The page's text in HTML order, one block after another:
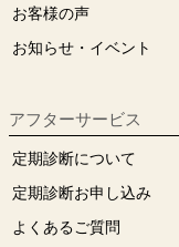
お客様の声
お知らせ・イベント
アフターサービス
定期診断について
定期診断お申し込み
よくあるご質問